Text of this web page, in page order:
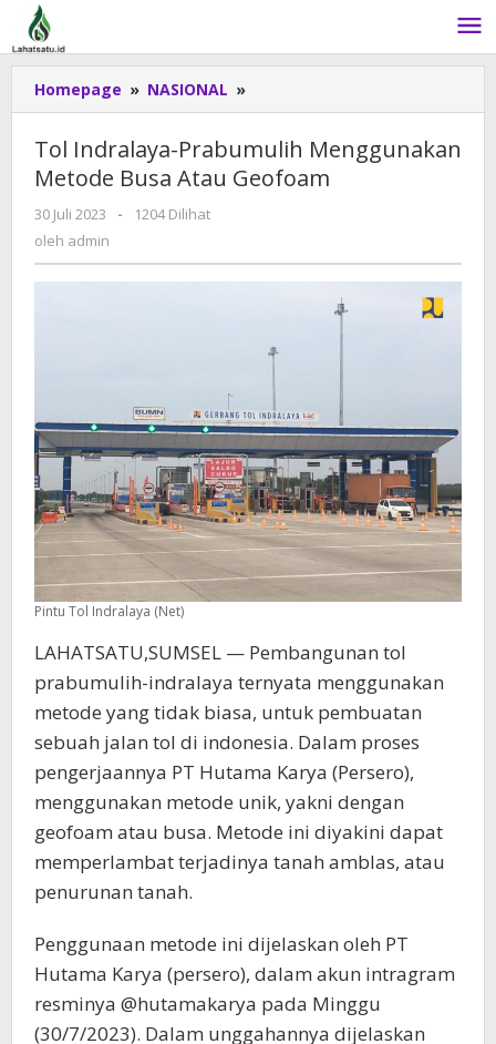
Lewati
konten
Homepage » NASIONAL »
Indralaya-
Prabumulih
Menggunakan
Metode
Tol Indralaya-Prabumulih Menggunakan
Metode Busa Atau Geofoam
30 Juli 2023
oleh
-
1204 Dilihat
oleh admin
Pintu Tol Indralaya (Net)
LAHATSATU,SUMSEL — Pembangunan tol
prabumulih-indralaya ternyata menggunakan
metode yang tidak biasa, untuk pembuatan
sebuah jalan tol di indonesia. Dalam proses
pengerjaannya PT Hutama Karya (Persero),
menggunakan metode unik, yakni dengan
geofoam atau busa. Metode ini diyakini dapat
memperlambat terjadinya tanah amblas, atau
penurunan tanah.
Penggunaan metode ini dijelaskan oleh PT
Hutama Karya (persero), dalam akun intragram
resminya @hutamakarya pada Minggu
(30/7/2023). Dalam unggahannya dijelaskan